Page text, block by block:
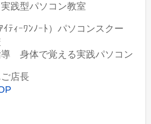
践型パソコン教室
ﾃｨｰﾜﾝﾉｰﾄ）パソコンスクー
身体で覚える実践パソコン
店長